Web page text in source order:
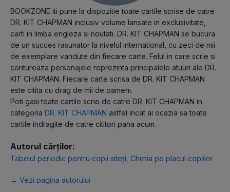
BOOKZONE iti pune la dispozitie toate cartile scrise de catre
DR. KIT CHAPMAN inclusiv volume lansate in exclusivitate,
carti in limba engleza si noutati. DR. KIT CHAPMAN se bucura
de un succes rasunator la nivelul international, cu zeci de mii
de exemplare vandute din fiecare carte. Felul in care scrie si
contureaza personajele reprezinta principalele atuuri ale DR.
KIT CHAPMAN. Fiecare carte scrisa de DR. KIT CHAPMAN
este citita cu drag de mii de oameni.
Poti gasi toate cartile scrie de catre DR. KIT CHAPMAN in
categoria DR. KIT CHAPMAN astfel incat ai ocazia sa toate
cartile indragite de catre cititori pana acum.
Autorul cărților:
Tabelul periodic pentru copii isteți Chimia pe placul copiilor
→ Vezi pagina autorului